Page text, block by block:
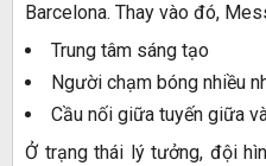
Barcelona. Thay vào đó,
Trung tâm sáng tạo
Người chạm bóng nhiều
Cầu nối giữa tuyến giữa
Ở trạng thái lý tưởng, đội